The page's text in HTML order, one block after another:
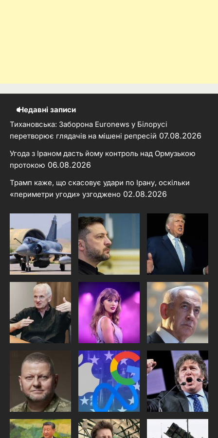
Недавні записи
Тихановська: Заборона Euronews у Білорусі
перетворює глядачів на мішені репресій 07.08.2026
Угода з Іраном дасть йому контроль над Ормузькою
протокою 06.08.2026
Трамп каже, що скасовує удари по Ірану, оскільки
«периметри угоди» узгоджено 02.08.2026